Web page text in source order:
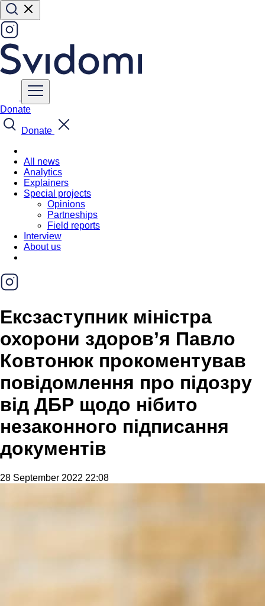
Donate
Donate
All news
Analytics
Explainers
Special projects
Opinions
Partneships
Field reports
Interview
About us
Ексзаступник міністра
охорони здоров’я Павло
Ковтонюк прокоментував
повідомлення про підозру
від ДБР щодо нібито
незаконного підписання
документів
28 September 2022 22:08